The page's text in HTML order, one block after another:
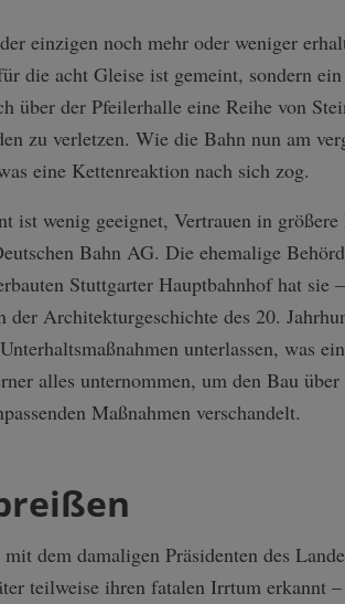
einzigen noch mehr oder weniger
die acht Gleise ist gemeint, sondern
über der Pfeilerhalle eine Reihe von
zu verletzen. Wie die Bahn nun am
eine Kettenreaktion nach sich zog.
ist wenig geeignet, Vertrauen in
Bahn AG. Die ehemalige
Stuttgarter Hauptbahnhof hat sie
Architekturgeschichte des 20.
unterlassen, was
alles unternommen, um den Bau
Maßnahmen verschandelt.
dem damaligen Präsidenten des
teilweise ihren fatalen Irrtum erkannt